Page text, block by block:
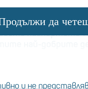
паспортите":
да
и не